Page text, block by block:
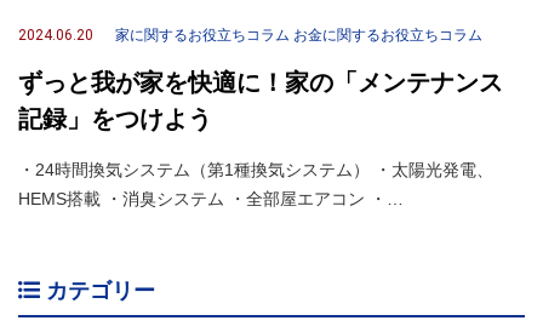
2024.06.20 家に関するお役立ちコラム お金に関するお役立ちコラム
ずっと我が家を快適に！家の「メンテナンス
記録」をつけよう
・24時間換気システム（第1種換気システム） ・太陽光発電、
HEMS搭載 ・消臭システム ・全部屋エアコン ・…
カテゴリー